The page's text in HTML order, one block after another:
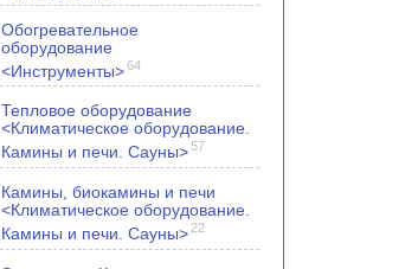
Обогревательное
оборудование
<Инструменты>64
Тепловое оборудование
<Климатическое оборудование.
Камины и печи. Сауны>57
Камины, биокамины и печи
<Климатическое оборудование.
Камины и печи. Сауны> 22